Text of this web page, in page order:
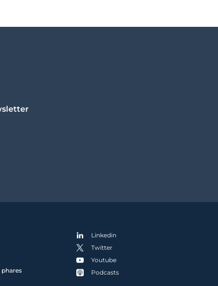
Linkedin
Twitter
Youtube
Podcasts